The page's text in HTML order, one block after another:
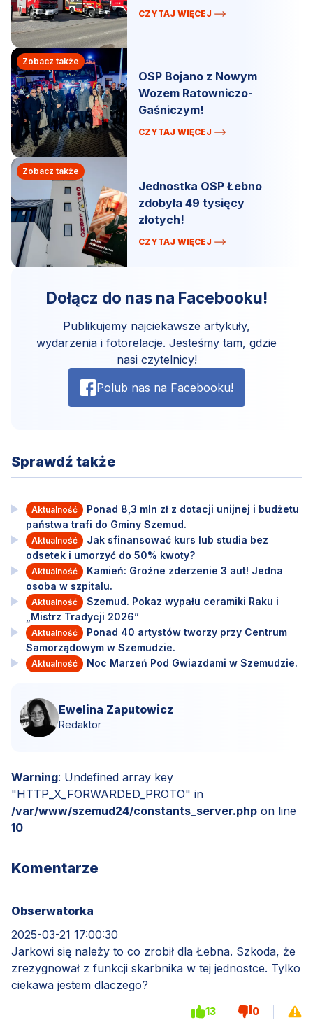
CZYTAJ WIĘCEJ
Zobacz także
OSP Bojano z Nowym
Wozem Ratowniczo-
Gaśniczym!
CZYTAJ WIĘCEJ
Zobacz także
Jednostka OSP Łebno
zdobyła 49 tysięcy
złotych!
CZYTAJ WIĘCEJ
Dołącz do nas na Facebooku!
Publikujemy najciekawsze artykuły,
wydarzenia i fotorelacje. Jesteśmy tam, gdzie
nasi czytelnicy!
Polub nas na Facebooku!
Sprawdź także
Aktualność
Ponad 8,3 mln zł z dotacji unijnej i budżetu
państwa trafi do Gminy Szemud.
Aktualność
Jak sfinansować kurs lub studia bez
odsetek i umorzyć do 50% kwoty?
Aktualność
Kamień: Groźne zderzenie 3 aut! Jedna
osoba w szpitalu.
Aktualność
Szemud. Pokaz wypału ceramiki Raku i
„Mistrz Tradycji 2026”
Aktualność
Ponad 40 artystów tworzy przy Centrum
Samorządowym w Szemudzie.
Aktualność Noc Marzeń Pod Gwiazdami w Szemudzie.
Ewelina Zaputowicz
Redaktor
Warning: Undefined array key
"HTTP_X_FORWARDED_PROTO" in
/var/www/szemud24/constants_server.php on line
10
Komentarze
Obserwatorka
2025-03-21 17:00:30
Jarkowi się należy to co zrobił dla Łebna. Szkoda, że
zrezygnował z funkcji skarbnika w tej jednostce. Tylko
ciekawa jestem dlaczego?
13 0